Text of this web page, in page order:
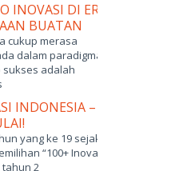
INOVASI DI ERA
BUATAN
cukup merasa
dalam paradigma
adalah
INDONESIA –
yang ke 19 sejak
“100+ Inovasi
2